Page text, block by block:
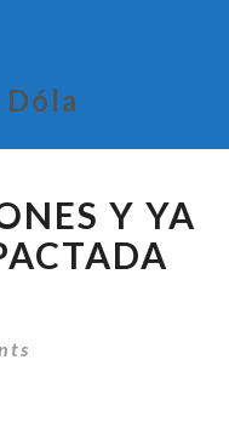
Dóla
Y YA